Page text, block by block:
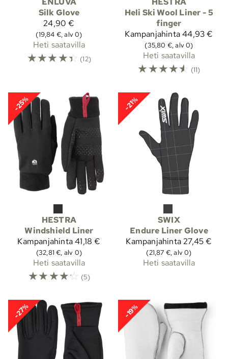
Silk Glove
24,90 €
(19,84 €, alv 0)
Heti saatavilla
☆☆☆☆☆ (12)
Heli Ski Wool Liner - 5
finger
Kampanjahinta44,93 €
(35,80 €, alv 0)
Heti saatavilla
☆☆☆☆☆ (11)
-25%
HESTRA
Windshield Liner
Kampanjahinta41,18 €
(32,81 €, alv 0)
Heti saatavilla
☆☆☆☆☆ (5)
-21%
SWIX
Endure Liner Glove
Kampanjahinta27,45 €
(21,87 €, alv 0)
Heti saatavilla
-27% -19%